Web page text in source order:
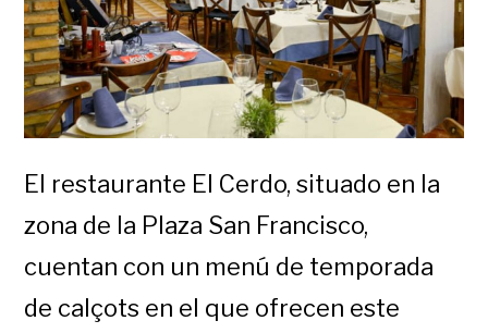
El restaurante El Cerdo, situado en la
zona de la Plaza San Francisco,
cuentan con un menú de temporada
de calçots en el que ofrecen este